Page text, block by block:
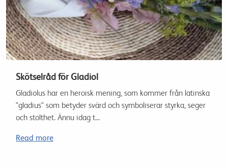
Skötselråd för Gladiol
Gladiolus har en heroisk mening, som kommer från latinska
"gladius" som betyder svärd och symboliserar styrka, seger
och stolthet. Ännu idag t...
Read more